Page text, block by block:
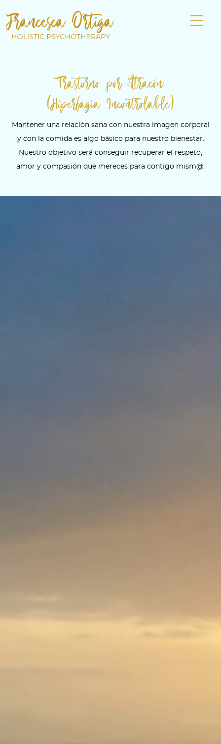
Trastorno por Atracón
(Hiperfagia Incontrolable)
Mantener una relación sana con nuestra imagen corporal
y con la comida es algo básico para nuestro bienestar.
Nuestro objetivo será conseguir recuperar el respeto,
amor y compasión que mereces para contigo mism@.